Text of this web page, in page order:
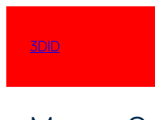
содержимому
3DID